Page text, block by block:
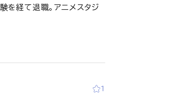
を経て退職。アニメスタジ
1